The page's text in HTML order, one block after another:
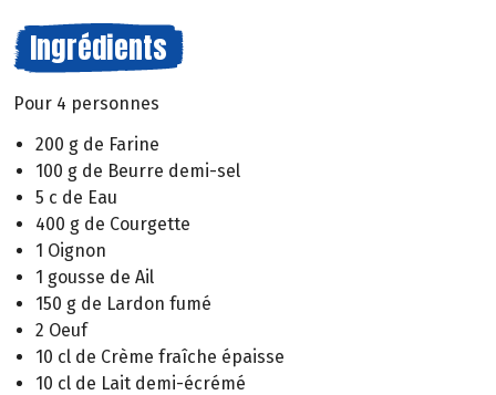
Ingrédients
Pour 4 personnes
200 g de Farine
100 g de Beurre demi-sel
5 c de Eau
400 g de Courgette
1 Oignon
1 gousse de Ail
150 g de Lardon fumé
2 Oeuf
10 cl de Crème fraîche épaisse
10 cl de Lait demi-écrémé